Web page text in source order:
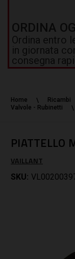
ORDINA
Ordina entro
in giornata
consegna
Home Ricambi
Valvole - Rubinetti
PIATTELLO
VAILLANT
SKU: